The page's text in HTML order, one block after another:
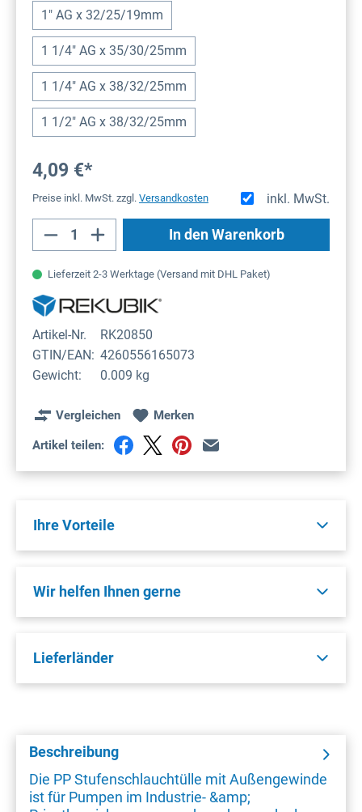
1" AG x 32/25/19mm
1 1/4" AG x 35/30/25mm
1 1/4" AG x 38/32/25mm
1 1/2" AG x 38/32/25mm
4,09 €*
inkl. MwSt.
Preise inkl. MwSt. zzgl. Versandkosten
Produkt Anzahl: Gib den gewünschten
In den Warenkorb
Lieferzeit 2-3 Werktage (Versand mit DHL Paket)
Artikel-Nr.
RK20850
GTIN/EAN: 4260556165073
Gewicht:
0.009 kg
Vergleichen Merken
Artikel teilen:
Ihre Vorteile
Wir helfen Ihnen gerne
Lieferländer
Beschreibung
Die PP Stufenschlauchtülle mit Außengewinde
ist für Pumpen im Industrie- &amp;